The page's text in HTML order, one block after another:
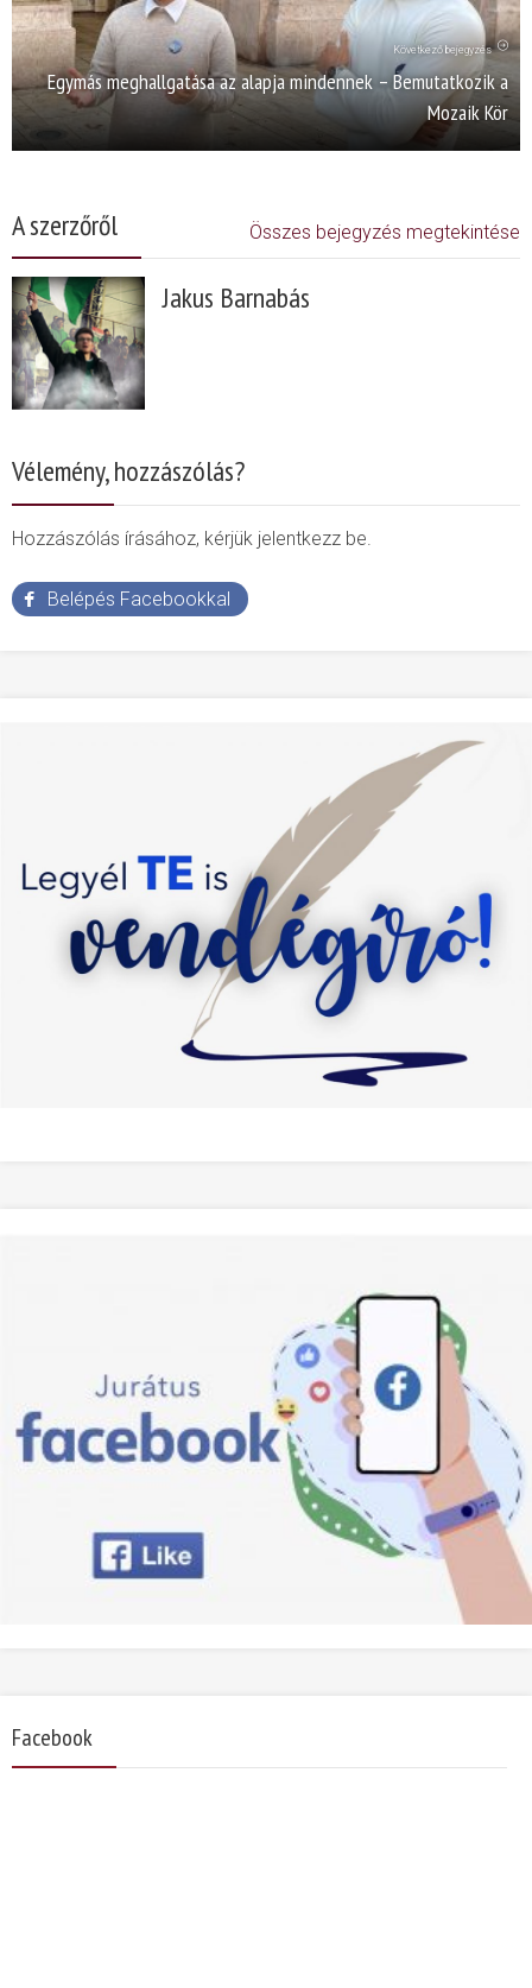
Következő bejegyzés
Egymás meghallgatása az alapja mindennek – Bemutatkozik a
Mozaik Kör
A szerzőről Összes bejegyzés megtekintése
Jakus Barnabás
Vélemény, hozzászólás?
Hozzászólás írásához, kérjük jelentkezz be.
Belépés Facebookkal
Facebook